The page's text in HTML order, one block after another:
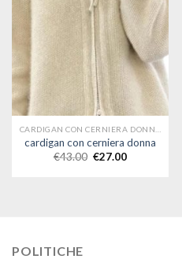
cardigan con cerniera donna
€43.00 €27.00
POLITICHE